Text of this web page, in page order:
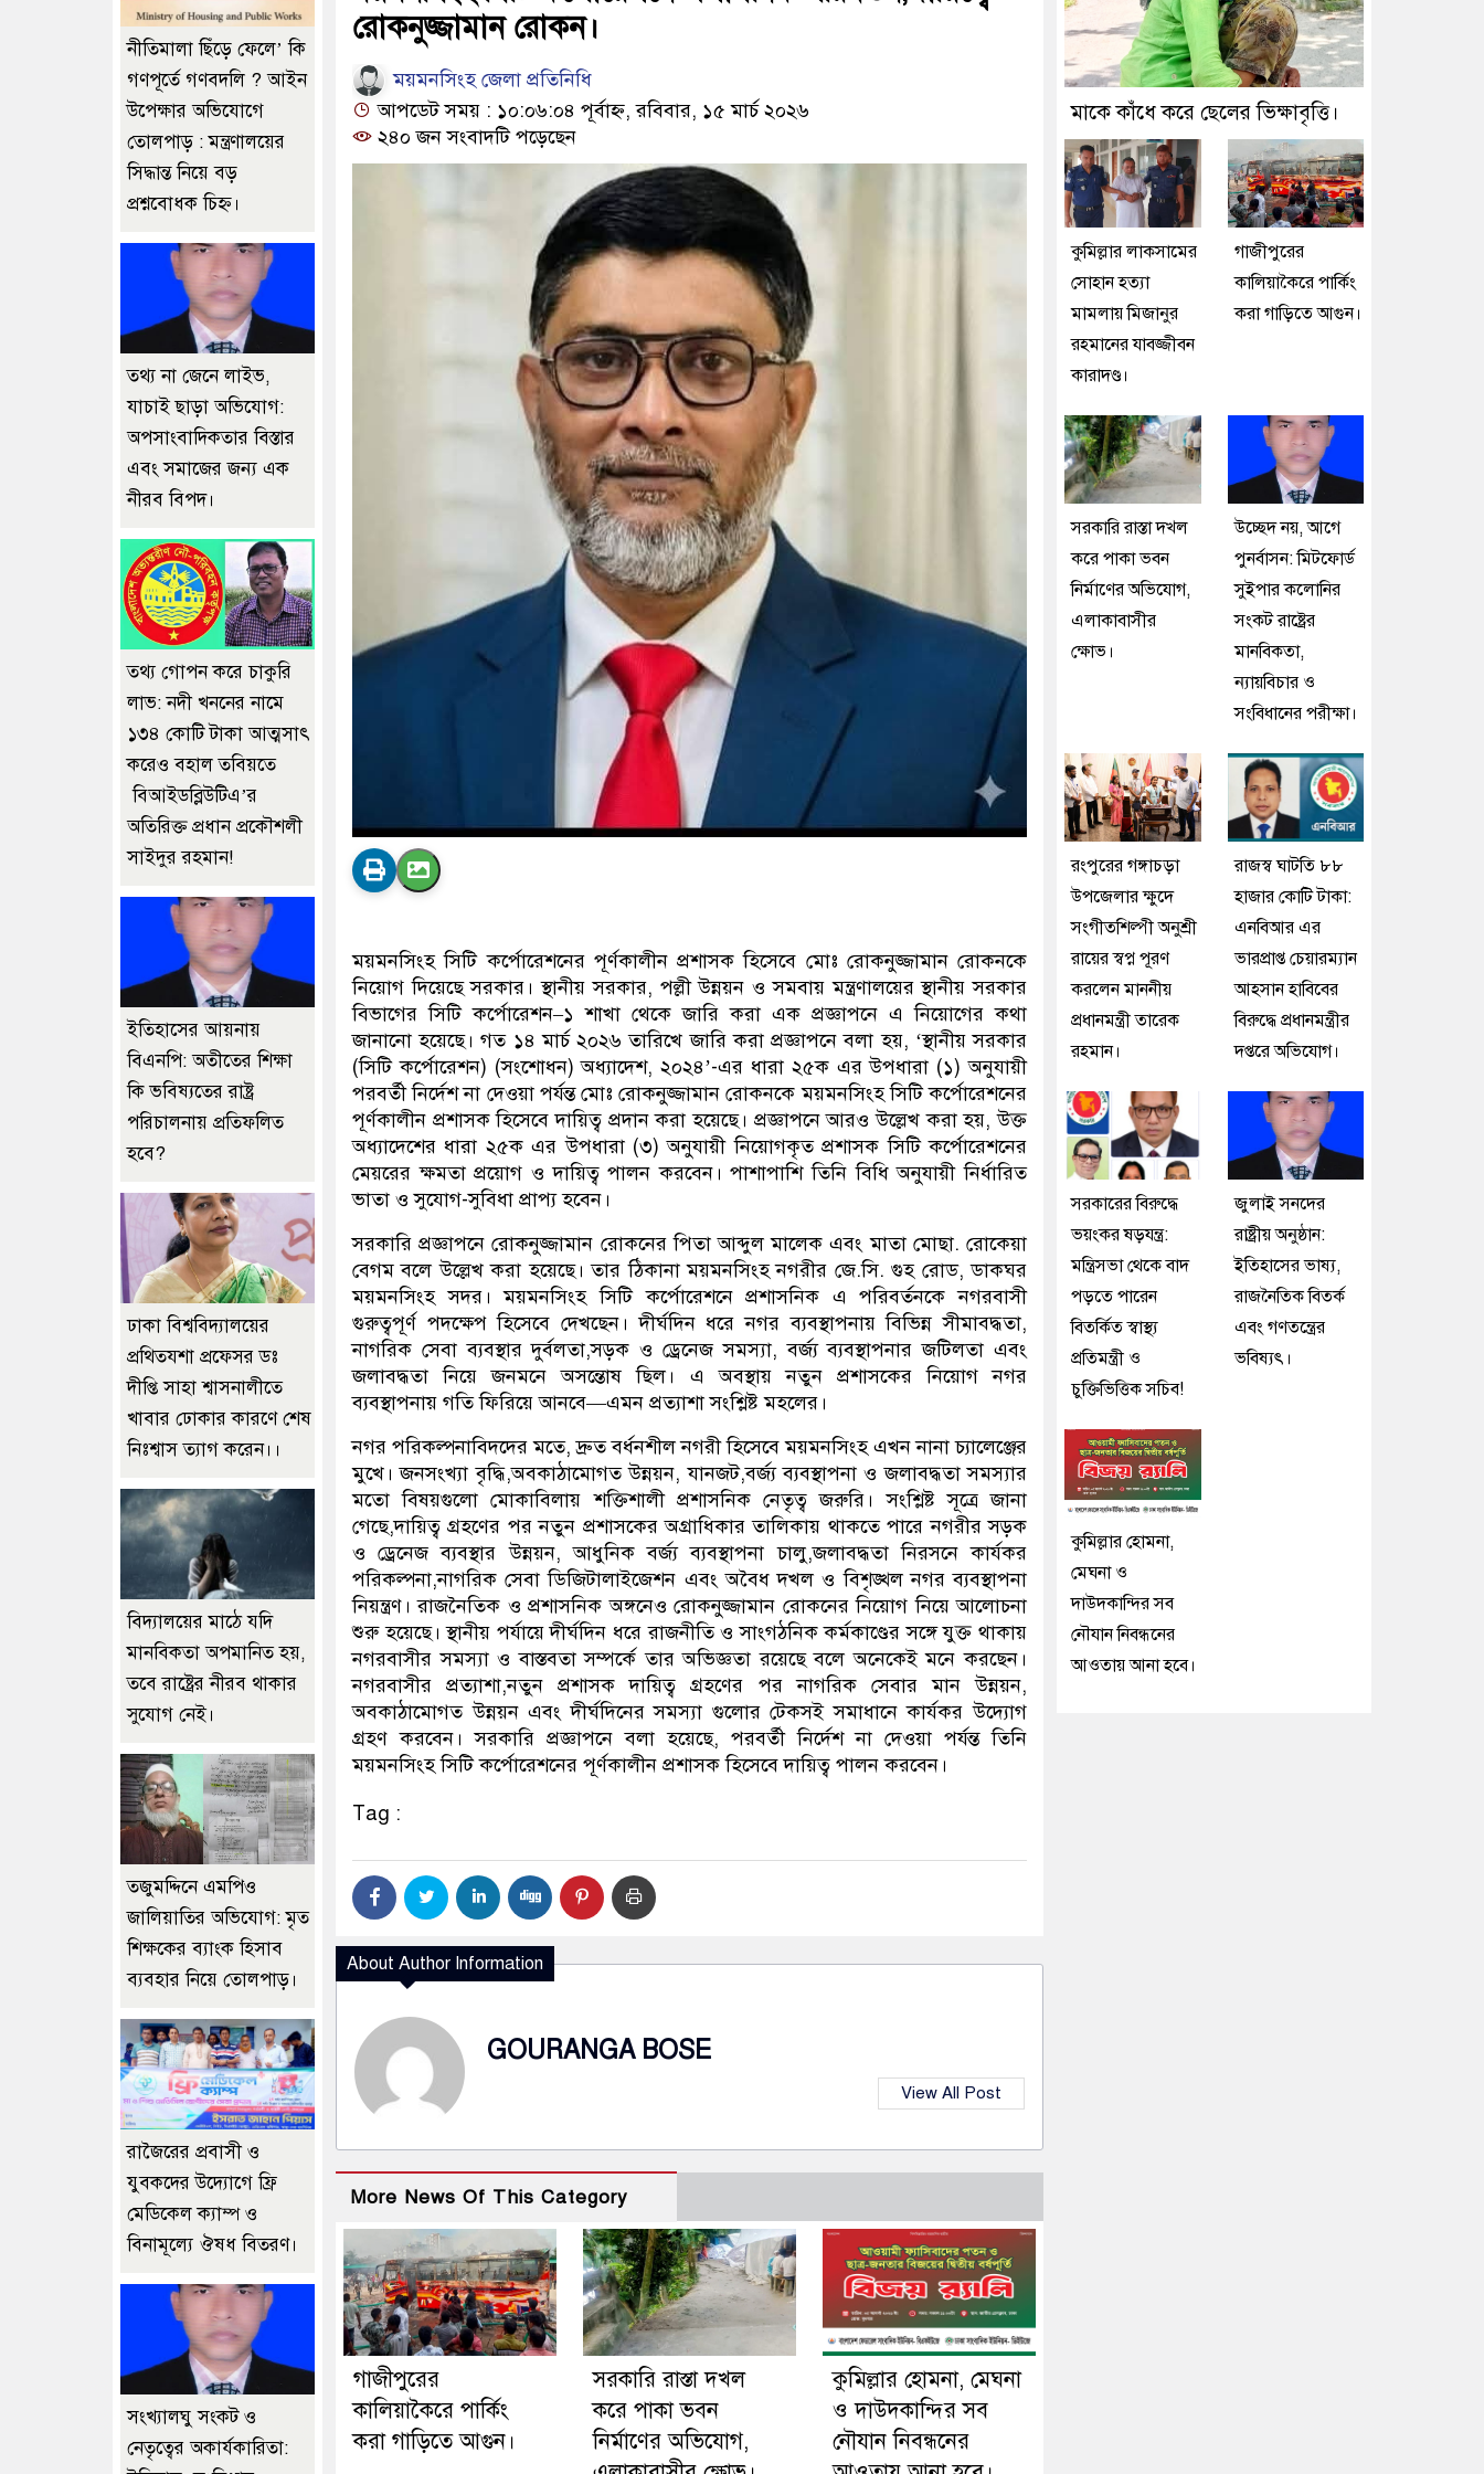
রোকনুজ্জামান রোকন।
ময়মনসিংহ জেলা প্রতিনিধি
আপডেট সময় : ১০:০৬:০৪ পূর্বাহ্ন, রবিবার, ১৫ মার্চ ২০২৬
২৪০ জন সংবাদটি পড়েছেন
ময়মনসিংহ সিটি কর্পোরেশনের পূর্ণকালীন প্রশাসক হিসেবে মোঃ রোকনুজ্জামান রোকনকে
নিয়োগ দিয়েছে সরকার। স্থানীয় সরকার, পল্লী উন্নয়ন ও সমবায় মন্ত্রণালয়ের স্থানীয় সরকার
বিভাগের সিটি কর্পোরেশন–১ শাখা থেকে জারি করা এক প্রজ্ঞাপনে এ নিয়োগের কথা
জানানো হয়েছে। গত ১৪ মার্চ ২০২৬ তারিখে জারি করা প্রজ্ঞাপনে বলা হয়, ‘স্থানীয় সরকার
(সিটি কর্পোরেশন) (সংশোধন) অধ্যাদেশ, ২০২৪’-এর ধারা ২৫ক এর উপধারা (১) অনুযায়ী
পরবর্তী নির্দেশ না দেওয়া পর্যন্ত মোঃ রোকনুজ্জামান রোকনকে ময়মনসিংহ সিটি কর্পোরেশনের
পূর্ণকালীন প্রশাসক হিসেবে দায়িত্ব প্রদান করা হয়েছে। প্রজ্ঞাপনে আরও উল্লেখ করা হয়, উক্ত
অধ্যাদেশের ধারা ২৫ক এর উপধারা (৩) অনুযায়ী নিয়োগকৃত প্রশাসক সিটি কর্পোরেশনের
মেয়রের ক্ষমতা প্রয়োগ ও দায়িত্ব পালন করবেন। পাশাপাশি তিনি বিধি অনুযায়ী নির্ধারিত
ভাতা ও সুযোগ-সুবিধা প্রাপ্য হবেন।
সরকারি প্রজ্ঞাপনে রোকনুজ্জামান রোকনের পিতা আব্দুল মালেক এবং মাতা মোছা. রোকেয়া
বেগম বলে উল্লেখ করা হয়েছে। তার ঠিকানা ময়মনসিংহ নগরীর জে.সি. গুহ রোড, ডাকঘর
ময়মনসিংহ সদর। ময়মনসিংহ সিটি কর্পোরেশনে প্রশাসনিক এ পরিবর্তনকে নগরবাসী
গুরুত্বপূর্ণ পদক্ষেপ হিসেবে দেখছেন। দীর্ঘদিন ধরে নগর ব্যবস্থাপনায় বিভিন্ন সীমাবদ্ধতা,
নাগরিক সেবা ব্যবস্থার দুর্বলতা,সড়ক ও ড্রেনেজ সমস্যা, বর্জ্য ব্যবস্থাপনার জটিলতা এবং
জলাবদ্ধতা নিয়ে জনমনে অসন্তোষ ছিল। এ অবস্থায় নতুন প্রশাসকের নিয়োগ নগর
ব্যবস্থাপনায় গতি ফিরিয়ে আনবে—এমন প্রত্যাশা সংশ্লিষ্ট মহলের।
নগর পরিকল্পনাবিদদের মতে, দ্রুত বর্ধনশীল নগরী হিসেবে ময়মনসিংহ এখন নানা চ্যালেঞ্জের
মুখে। জনসংখ্যা বৃদ্ধি,অবকাঠামোগত উন্নয়ন, যানজট,বর্জ্য ব্যবস্থাপনা ও জলাবদ্ধতা সমস্যার
মতো বিষয়গুলো মোকাবিলায় শক্তিশালী প্রশাসনিক নেতৃত্ব জরুরি। সংশ্লিষ্ট সূত্রে জানা
গেছে,দায়িত্ব গ্রহণের পর নতুন প্রশাসকের অগ্রাধিকার তালিকায় থাকতে পারে নগরীর সড়ক
ও ড্রেনেজ ব্যবস্থার উন্নয়ন, আধুনিক বর্জ্য ব্যবস্থাপনা চালু,জলাবদ্ধতা নিরসনে কার্যকর
পরিকল্পনা,নাগরিক সেবা ডিজিটালাইজেশন এবং অবৈধ দখল ও বিশৃঙ্খল নগর ব্যবস্থাপনা
নিয়ন্ত্রণ। রাজনৈতিক ও প্রশাসনিক অঙ্গনেও রোকনুজ্জামান রোকনের নিয়োগ নিয়ে আলোচনা
শুরু হয়েছে। স্থানীয় পর্যায়ে দীর্ঘদিন ধরে রাজনীতি ও সাংগঠনিক কর্মকাণ্ডের সঙ্গে যুক্ত থাকায়
নগরবাসীর সমস্যা ও বাস্তবতা সম্পর্কে তার অভিজ্ঞতা রয়েছে বলে অনেকেই মনে করছেন।
নগরবাসীর প্রত্যাশা,নতুন প্রশাসক দায়িত্ব গ্রহণের পর নাগরিক সেবার মান উন্নয়ন,
অবকাঠামোগত উন্নয়ন এবং দীর্ঘদিনের সমস্যা গুলোর টেকসই সমাধানে কার্যকর উদ্যোগ
গ্রহণ করবেন। সরকারি প্রজ্ঞাপনে বলা হয়েছে, পরবর্তী নির্দেশ না দেওয়া পর্যন্ত তিনি
ময়মনসিংহ সিটি কর্পোরেশনের পূর্ণকালীন প্রশাসক হিসেবে দায়িত্ব পালন করবেন।
Tag :
About Author Information
GOURANGA BOSE
View All Post
More News Of This Category
গাজীপুরের
কালিয়াকৈরে পার্কিং
করা গাড়িতে আগুন।
সরকারি রাস্তা দখল
করে পাকা ভবন
নির্মাণের অভিযোগ,
কুমিল্লার হোমনা, মেঘনা
ও দাউদকান্দির সব
নৌযান নিবন্ধনের
নীতিমালা ছিঁড়ে ফেলে’ কি
গণপূর্তে গণবদলি ? আইন
উপেক্ষার অভিযোগে
তোলপাড় : মন্ত্রণালয়ের
সিদ্ধান্ত নিয়ে বড়
প্রশ্নবোধক চিহ্ন।
তথ্য না জেনে লাইভ,
যাচাই ছাড়া অভিযোগ:
অপসাংবাদিকতার বিস্তার
এবং সমাজের জন্য এক
নীরব বিপদ।
তথ্য গোপন করে চাকুরি
লাভ: নদী খননের নামে
১৩৪ কোটি টাকা আত্মসাৎ
করেও বহাল তবিয়তে
বিআইডব্লিউটিএ’র
অতিরিক্ত প্রধান প্রকৌশলী
সাইদুর রহমান!
ইতিহাসের আয়নায়
বিএনপি: অতীতের শিক্ষা
কি ভবিষ্যতের রাষ্ট্র
পরিচালনায় প্রতিফলিত
হবে?
ঢাকা বিশ্ববিদ্যালয়ের
প্রথিতযশা প্রফেসর ডঃ
দীপ্তি সাহা শ্বাসনালীতে
খাবার ঢোকার কারণে শেষ
নিঃশ্বাস ত্যাগ করেন।।
বিদ্যালয়ের মাঠে যদি
মানবিকতা অপমানিত হয়,
তবে রাষ্ট্রের নীরব থাকার
সুযোগ নেই।
তজুমদ্দিনে এমপিও
জালিয়াতির অভিযোগ: মৃত
শিক্ষকের ব্যাংক হিসাব
ব্যবহার নিয়ে তোলপাড়।
রাজৈরের‌ প্রবাসী ও
যুবকদের উদ্যোগে ফ্রি
মেডিকেল ক্যাম্প ও
বিনামূল্যে ঔষধ বিতরণ।
সংখ্যালঘু সংকট ও
নেতৃত্বের অকার্যকারিতা:
মাকে কাঁধে করে ছেলের ভিক্ষাবৃত্তি।
কুমিল্লার লাকসামের
সোহান হত্যা
মামলায় মিজানুর
রহমানের যাবজ্জীবন
কারাদণ্ড।
গাজীপুরের
কালিয়াকৈরে পার্কিং
করা গাড়িতে আগুন।
সরকারি রাস্তা দখল
করে পাকা ভবন
নির্মাণের অভিযোগ,
এলাকাবাসীর
ক্ষোভ।
উচ্ছেদ নয়, আগে
পুনর্বাসন: মিটফোর্ড
সুইপার কলোনির
সংকট রাষ্ট্রের
মানবিকতা,
ন্যায়বিচার ও
সংবিধানের পরীক্ষা।
রংপুরের গঙ্গাচড়া
উপজেলার ক্ষুদে
সংগীতশিল্পী অনুশ্রী
রায়ের স্বপ্ন পূরণ
করলেন মাননীয়
প্রধানমন্ত্রী তারেক
রহমান।
রাজস্ব ঘাটতি ৮৮
হাজার কোটি টাকা:
এনবিআর এর
ভারপ্রাপ্ত চেয়ারম্যান
আহসান হাবিবের
বিরুদ্ধে প্রধানমন্ত্রীর
দপ্তরে অভিযোগ।
সরকারের বিরুদ্ধে
ভয়ংকর ষড়যন্ত্র:
মন্ত্রিসভা থেকে বাদ
পড়তে পারেন
বিতর্কিত স্বাস্থ্য
প্রতিমন্ত্রী ও
চুক্তিভিত্তিক সচিব!
জুলাই সনদের
রাষ্ট্রীয় অনুষ্ঠান:
ইতিহাসের ভাষ্য,
রাজনৈতিক বিতর্ক
এবং গণতন্ত্রের
ভবিষ্যৎ।
কুমিল্লার হোমনা,
মেঘনা ও
দাউদকান্দির সব
নৌযান নিবন্ধনের
আওতায় আনা হবে।